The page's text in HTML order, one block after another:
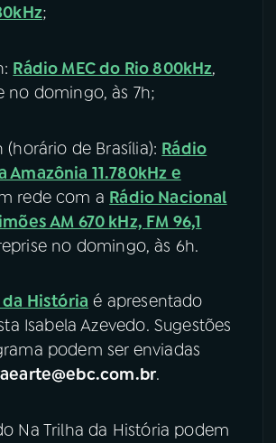
;
Rádio MEC do Rio 800kHz,
no domingo, às 7h;
(horário de Brasília): Rádio
Amazônia 11.780kHz e
rede com a Rádio Nacional
AM 670 kHz, FM 96,1
no domingo, às 6h.
da História é apresentado
Isabela Azevedo. Sugestões
podem ser enviadas
.
Na Trilha da História podem